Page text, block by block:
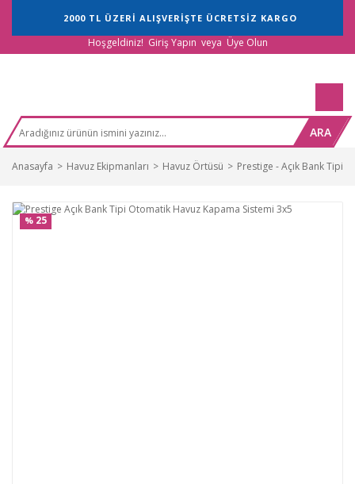
2000 TL ÜZERİ ALIŞVERİŞTE ÜCRETSİZ KARGO
Hoşgeldiniz! Giriş Yapın veya Üye Olun
ARA
Anasayfa Havuz Ekipmanları Havuz Örtüsü Prestige - Açık Bank Tipi
% 25